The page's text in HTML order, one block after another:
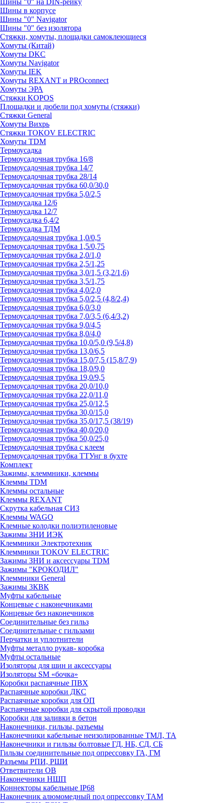
Шины "0" на DIN-рейку
Шины в корпусе
Шины "0" Navigator
Шины "0" без изолятора
Стяжки, хомуты, площадки самоклеющиеся
Хомуты (Китай)
Хомуты DKC
Хомуты Navigator
Хомуты IEK
Хомуты REXANT и PROconnect
Хомуты ЭРА
Стяжки KOPOS
Площадки и дюбели под хомуты (стяжки)
Стяжки General
Хомуты Вихрь
Стяжки TOKOV ELECTRIC
Хомуты TDM
Термоусадка
Термоусадочная трубка 16/8
Термоусадочная трубка 14/7
Термоусадочная трубка 28/14
Термоусадочная трубка 60,0/30,0
Термоусадочная трубка 5,0/2,5
Термоусадка 12/6
Термоусадка 12/7
Термоусадка 6,4/2
Термоусадка ТДМ
Термоусадочная трубка 1,0/0,5
Термоусадочная трубка 1,5/0,75
Термоусадочная трубка 2,0/1,0
Термоусадочная трубка 2,5/1,25
Термоусадочная трубка 3,0/1,5 (3,2/1,6)
Термоусадочная трубка 3,5/1,75
Термоусадочная трубка 4,0/2,0
Термоусадочная трубка 5,0/2,5 (4,8/2,4)
Термоусадочная трубка 6,0/3,0
Термоусадочная трубка 7,0/3,5 (6,4/3,2)
Термоусадочная трубка 9,0/4,5
Термоусадочная трубка 8,0/4,0
Термоусадочная трубка 10,0/5,0 (9,5/4,8)
Термоусадочная трубка 13,0/6,5
Термоусадочная трубка 15,0/7,5 (15,8/7,9)
Термоусадочная трубка 18,0/9,0
Термоусадочная трубка 19,0/9,5
Термоусадочная трубка 20,0/10,0
Термоусадочная трубка 22,0/11,0
Термоусадочная трубка 25,0/12,5
Термоусадочная трубка 30,0/15,0
Термоусадочная трубка 35,0/17,5 (38/19)
Термоусадочная трубка 40,0/20,0
Термоусадочная трубка 50,0/25,0
Термоусадочная трубка с клеем
Термоусадочная трубка ТТУнг в бухте
Комплект
Зажимы, клеммники, клеммы
Клеммы TDM
Клеммы остальные
Клеммы REXANT
Скрутка кабельная СИЗ
Клеммы WAGO
Клемные колодки полиэтиленовые
Зажимы ЗНИ ИЭК
Клеммники Электротехник
Клеммники TOKOV ELECTRIC
Зажимы ЗНИ и аксессуары TDM
Зажимы "КРОКОДИЛ"
Клеммники General
Зажимы 3КВК
Муфты кабельные
Концевые с наконечниками
Концевые без наконечников
Соединительные без гильз
Соединительные с гильзами
Перчатки и уплотнители
Муфты металло рукав- коробка
Муфты остальные
Изоляторы для шин и аксессуары
Изоляторы SM «бочка»
Коробки распаячные ПВХ
Распаячные коробки ДКС
Распаячные коробки для ОП
Распаячные коробки для скрытой проводки
Коробки для заливки в бетон
Наконечники, гильзы, разъемы
Наконечники кабельные неизолированные ТМЛ, ТА
Наконечники и гильзы болтовые ГД, НБ, СД, СБ
Гильзы соединительные под опрессовку ГА, ГМ
Разъемы РПИ, РШИ
Ответвители ОВ
Наконечники НШП
Коннекторы кабельные IP68
Наконечник алюмомедный под опрессовку ТАМ